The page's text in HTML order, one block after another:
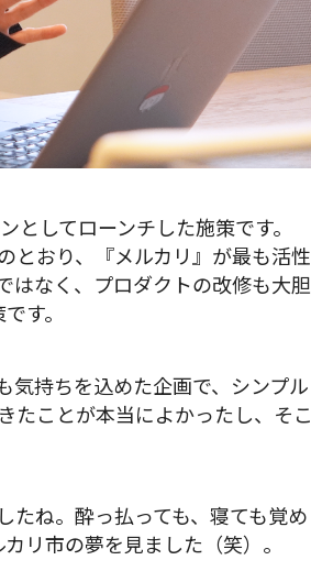
としてローンチした施策です。
とおり、『メルカリ』が最も活性
はなく、プロダクトの改修も大胆
す。
気持ちを込めた企画で、シンプル
たことが本当によかったし、そこ
たね。酔っ払っても、寝ても覚め
リ市の夢を見ました（笑）。